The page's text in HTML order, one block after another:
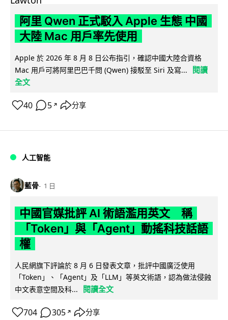
阿里 Qwen 正式駁入 Apple 生態 中國
大陸 Mac 用戶率先使用
Apple 於 2026 年 8 月 8 日公布指引，確認中國大陸合資格
Mac 用戶可將阿里巴巴千問 (Qwen) 接駁至 Siri 及寫...
閱讀
全文
40 5 ↗ 分享
人工智能
藍骨 1 日
中國官媒批評 AI 術語濫用英文 稱
「Token」與「Agent」動搖科技話語
權
人民網旗下評論於 8 月 6 日發表文章，批評中國廣泛使用
「Token」、「Agent」及「LLM」等英文術語，認為做法侵蝕
中文表意空間及科...
閱讀全文
704 305 ↗ 分享